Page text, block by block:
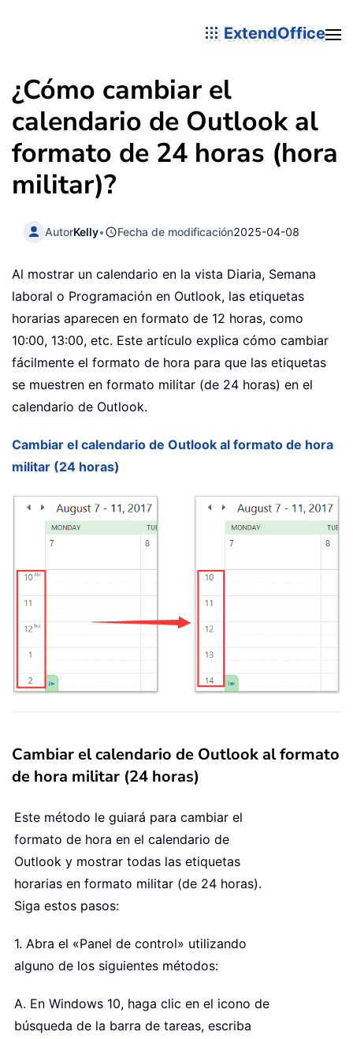
ExtendOffice
¿Cómo cambiar el
calendario de Outlook al
formato de 24 horas (hora
militar)?
AutorKelly• Fecha de modificación2025-04-08
Al mostrar un calendario en la vista Diaria, Semana
laboral o Programación en Outlook, las etiquetas
horarias aparecen en formato de 12 horas, como
10:00, 13:00, etc. Este artículo explica cómo cambiar
fácilmente el formato de hora para que las etiquetas
se muestren en formato militar (de 24 horas) en el
calendario de Outlook.
Cambiar el calendario de Outlook al formato de hora
militar (24 horas)
Cambiar el calendario de Outlook al formato
de hora militar (24 horas)
Este método le guiará para cambiar el
formato de hora en el calendario de
Outlook y mostrar todas las etiquetas
horarias en formato militar (de 24 horas).
Siga estos pasos:
1. Abra el «Panel de control» utilizando
alguno de los siguientes métodos:
A. En Windows 10, haga clic en el icono de
búsqueda de la barra de tareas, escriba